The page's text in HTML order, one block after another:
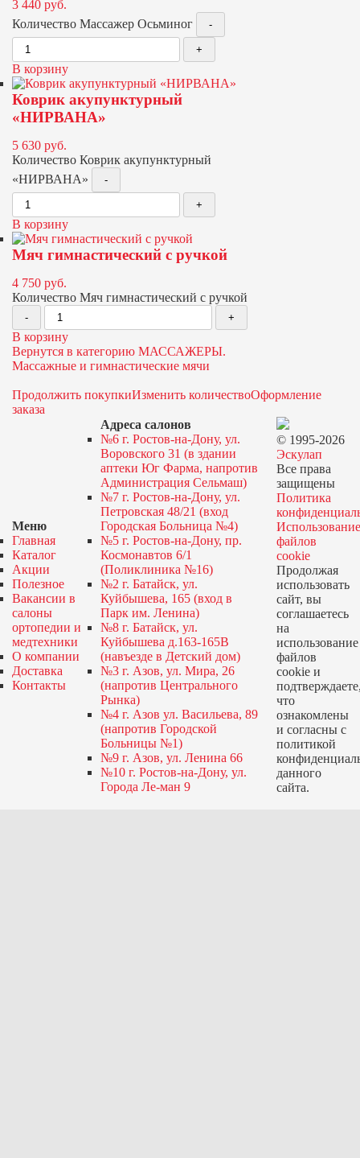
3 440 руб.
Количество Массажер Осьминог
В корзину
Коврик акупунктурный
«НИРВАНА»
5 630 руб.
Количество Коврик акупунктурный
«НИРВАНА»
В корзину
Мяч гимнастический с ручкой
4 750 руб.
Количество Мяч гимнастический с ручкой
В корзину
Вернутся в категорию МАССАЖЕРЫ.
Массажные и гимнастические мячи
Продолжить покупкиИзменить количествоОформление
заказа
Меню
Главная
Каталог
Акции
Полезное
Вакансии в
салоны
ортопедии и
медтехники
О компании
Доставка
Контакты
Адреса салонов
№6 г. Ростов-на-Дону, ул.
Воровского 31 (в здании
аптеки Юг Фарма, напротив
Администрация Сельмаш)
№7 г. Ростов-на-Дону, ул.
Петровская 48/21 (вход
Городская Больница №4)
№5 г. Ростов-на-Дону, пр.
Космонавтов 6/1
(Поликлиника №16)
№2 г. Батайск, ул.
Куйбышева, 165 (вход в
Парк им. Ленина)
№8 г. Батайск, ул.
Куйбышева д.163-165В
(навъезде в Детский дом)
№3 г. Азов, ул. Мира, 26
(напротив Центрального
Рынка)
№4 г. Азов ул. Васильева, 89
(напротив Городской
Больницы №1)
№9 г. Азов, ул. Ленина 66
№10 г. Ростов-на-Дону, ул.
Города Ле-ман 9
© 1995-2026
Эскулап
Все права
защищены
Политика
Использование
файлов
cookie
Продолжая
использовать
сайт, вы
соглашаетесь
на
использование
файлов
cookie и
что
ознакомлены
и согласны с
политикой
данного
сайта.